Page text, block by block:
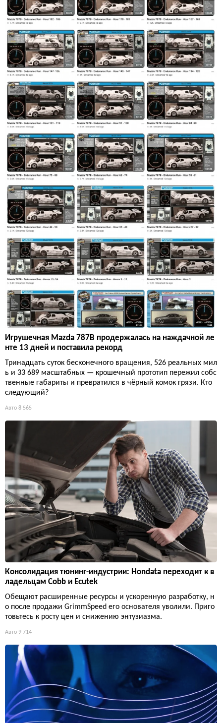
Игрушечная Mazda 787B продержалась на наждачной ле
нте 13 дней и поставила рекорд
Тринадцать суток бесконечного вращения, 526 реальных мил
ь и 33 689 масштабных — крошечный прототип пережил собс
твенные габариты и превратился в чёрный комок грязи. Кто
следующий?
Авто 8 565
Консолидация тюнинг-индустрии: Hondata переходит к в
ладельцам Cobb и Ecutek
Обещают расширенные ресурсы и ускоренную разработку, н
о после продажи GrimmSpeed его основателя уволили. Приго
товьтесь к росту цен и снижению энтузиазма.
Авто 9 714